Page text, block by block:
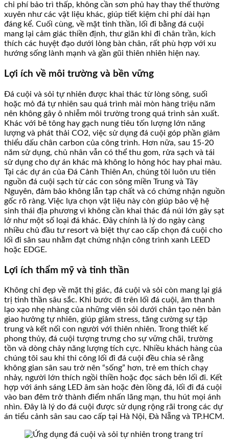
chi phí bảo trì thấp, không cần sơn phủ hay thay thế thường
xuyên như các vật liệu khác, giúp tiết kiệm chi phí dài hạn
đáng kể. Cuối cùng, về mặt tinh thần, lối đi bằng đá cuội
mang lại cảm giác thiền định, thư giãn khi đi chân trần, kích
thích các huyệt đạo dưới lòng bàn chân, rất phù hợp với xu
hướng sống lành mạnh và gần gũi thiên nhiên hiện nay.
Lợi ích về môi trường và bền vững
Đá cuội và sỏi tự nhiên được khai thác từ lòng sông, suối
hoặc mỏ đá tự nhiên sau quá trình mài mòn hàng triệu năm
nên không gây ô nhiễm môi trường trong quá trình sản xuất.
Khác với bê tông hay gạch nung tiêu tốn lượng lớn năng
lượng và phát thải CO2, việc sử dụng đá cuội góp phần giảm
thiểu dấu chân carbon của công trình. Hơn nữa, sau 15-20
năm sử dụng, chủ nhân vẫn có thể thu gom, rửa sạch và tái
sử dụng cho dự án khác mà không lo hỏng hóc hay phai màu.
Tại các dự án của Đá Cảnh Thiên An, chúng tôi luôn ưu tiên
nguồn đá cuội sạch từ các con sông miền Trung và Tây
Nguyên, đảm bảo không lẫn tạp chất và có chứng nhận nguồn
gốc rõ ràng. Việc lựa chọn vật liệu này còn giúp bảo vệ hệ
sinh thái địa phương vì không cần khai thác đá núi lớn gây sạt
lở như một số loại đá khác. Đây chính là lý do ngày càng
nhiều chủ đầu tư resort và biệt thự cao cấp chọn đá cuội cho
lối đi sân sau nhằm đạt chứng nhận công trình xanh LEED
hoặc EDGE.
Lợi ích thẩm mỹ và tinh thần
Không chỉ đẹp về mặt thị giác, đá cuội và sỏi còn mang lại giá
trị tinh thần sâu sắc. Khi bước đi trên lối đá cuội, âm thanh
lạo xạo nhẹ nhàng của những viên sỏi dưới chân tạo nên bản
giao hưởng tự nhiên, giúp giảm stress, tăng cường sự tập
trung và kết nối con người với thiên nhiên. Trong thiết kế
phong thủy, đá cuội tượng trưng cho sự vững chãi, trường
tồn và dòng chảy năng lượng tích cực. Nhiều khách hàng của
chúng tôi sau khi thi công lối đi đá cuội đều chia sẻ rằng
không gian sân sau trở nên “sống” hơn, trẻ em thích chạy
nhảy, người lớn thích ngồi thiền hoặc đọc sách bên lối đi. Kết
hợp với ánh sáng LED âm sàn hoặc đèn lồng đá, lối đi đá cuội
vào ban đêm trở thành điểm nhấn lãng mạn, thu hút mọi ánh
nhìn. Đây là lý do đá cuội được sử dụng rộng rãi trong các dự
án tiểu cảnh sân sau cao cấp tại Hà Nội, Đà Nẵng và TP.HCM.